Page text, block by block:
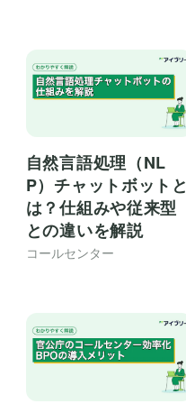
自然言語処理（NL
P）チャットボットと
は？仕組みや従来型
との違いを解説
コールセンター